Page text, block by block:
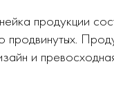
продукции
и